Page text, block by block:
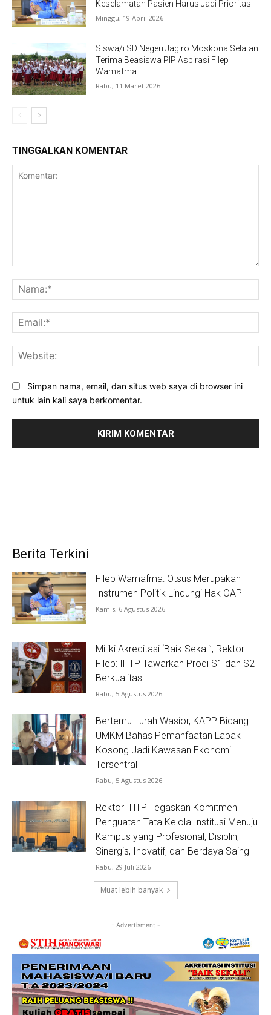
Keselamatan Pasien Harus Jadi Prioritas
Minggu, 19 April 2026
Siswa/i SD Negeri Jagiro Moskona Selatan
Terima Beasiswa PIP Aspirasi Filep
Wamafma
Rabu, 11 Maret 2026
TINGGALKAN KOMENTAR
Simpan nama, email, dan situs web saya di browser ini
untuk lain kali saya berkomentar.
Berita Terkini
Filep Wamafma: Otsus Merupakan
Instrumen Politik Lindungi Hak OAP
Kamis, 6 Agustus 2026
Miliki Akreditasi ‘Baik Sekali’, Rektor
Filep: IHTP Tawarkan Prodi S1 dan S2
Berkualitas
Rabu, 5 Agustus 2026
Bertemu Lurah Wasior, KAPP Bidang
UMKM Bahas Pemanfaatan Lapak
Kosong Jadi Kawasan Ekonomi
Tersentral
Rabu, 5 Agustus 2026
Rektor IHTP Tegaskan Komitmen
Penguatan Tata Kelola Institusi Menuju
Kampus yang Profesional, Disiplin,
Sinergis, Inovatif, dan Berdaya Saing
Rabu, 29 Juli 2026
Muat lebih banyak
- Advertisment -